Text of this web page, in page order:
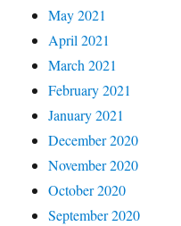
May 2021
April 2021
March 2021
February 2021
January 2021
December 2020
November 2020
October 2020
September 2020